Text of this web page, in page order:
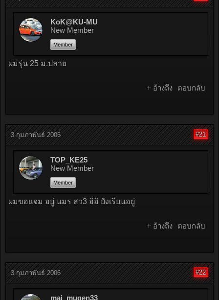
KoK@KU-MU
New Member
Member
ผมรุ่น 25 ม.ปลาย
+ อ้างถึง ตอบกลับ
3 กุมภาพันธ์ 2006 #21
TOP_KE25
New Member
Member
ผมขอแจม อยู่ นมร สว3 อิอิ ยังเรียนอยู่
+ อ้างถึง ตอบกลับ
3 กุมภาพันธ์ 2006 #22
mai_mugen33